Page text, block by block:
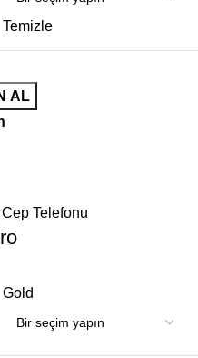
Temizle
AL
Telefonu
Gold